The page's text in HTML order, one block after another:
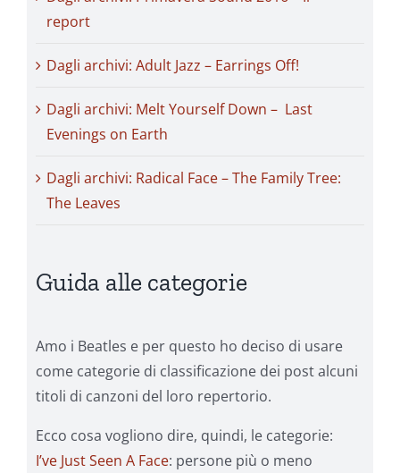
report
Dagli archivi: Adult Jazz – Earrings Off!
Dagli archivi: Melt Yourself Down – Last
Evenings on Earth
Dagli archivi: Radical Face – The Family Tree:
The Leaves
Guida alle categorie
Amo i Beatles e per questo ho deciso di usare
come categorie di classificazione dei post alcuni
titoli di canzoni del loro repertorio.
Ecco cosa vogliono dire, quindi, le categorie:
I’ve Just Seen A Face: persone più o meno